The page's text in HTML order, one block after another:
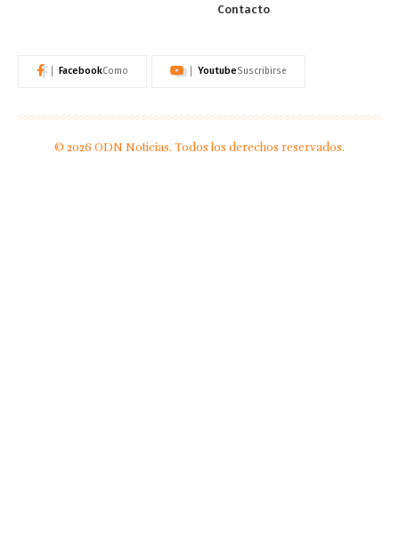
Contacto
FacebookComo YoutubeSuscribirse
© 2026 ODN Noticias. Todos los derechos reservados.